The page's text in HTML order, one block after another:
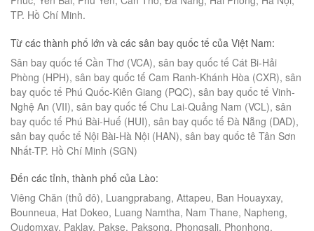
TP. Hồ Chí Minh.
Từ các thành phố lớn và các sân bay quốc tế của Việt Nam:
Sân bay quốc tế Cần Thơ (VCA), sân bay quốc tế Cát Bi-Hải
Phòng (HPH), sân bay quốc tế Cam Ranh-Khánh Hòa (CXR), sân
bay quốc tế Phú Quốc-Kiên Giang (PQC), sân bay quốc tế Vinh-
Nghệ An (VII), sân bay quốc tế Chu Lai-Quảng Nam (VCL), sân
bay quốc tế Phú Bài-Huế (HUI), sân bay quốc tế Đà Nẵng (DAD),
sân bay quốc tế Nội Bài-Hà Nội (HAN), sân bay quốc tê Tân Sơn
Nhất-TP. Hồ Chí Minh (SGN)
Đến các tỉnh, thành phố của Lào:
Viêng Chăn (thủ đô), Luangprabang, Attapeu, Ban Houayxay,
Bounneua, Hat Dokeo, Luang Namtha, Nam Thane, Napheng,
Oudomxay, Paklay, Pakse, Paksong, Phongsali, Phonhong,